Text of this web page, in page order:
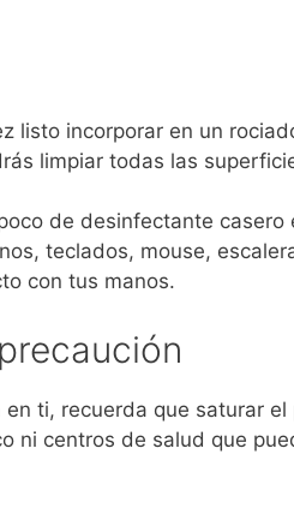
listo incorporar en un
limpiar todas las
de desinfectante
teclados, mouse,
con tus manos.
ti, recuerda que saturar
ni centros de salud que